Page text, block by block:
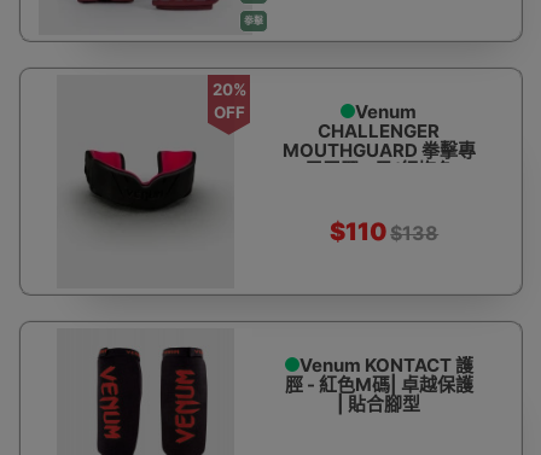
拳擊
20%
OFF
Venum
CHALLENGER
MOUTHGUARD 拳擊專
用牙膠 - 黑/紅梅色
$110$138
Venum KONTACT 護
脛 - 紅色M碼| 卓越保護
| 貼合腳型